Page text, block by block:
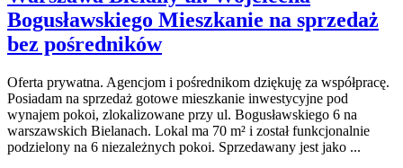
Bogusławskiego Mieszkanie na sprzedaż
bez pośredników
Oferta prywatna. Agencjom i pośrednikom dziękuję za współpracę.
Posiadam na sprzedaż gotowe mieszkanie inwestycyjne pod
wynajem pokoi, zlokalizowane przy ul. Bogusławskiego 6 na
warszawskich Bielanach. Lokal ma 70 m² i został funkcjonalnie
podzielony na 6 niezależnych pokoi. Sprzedawany jest jako ...